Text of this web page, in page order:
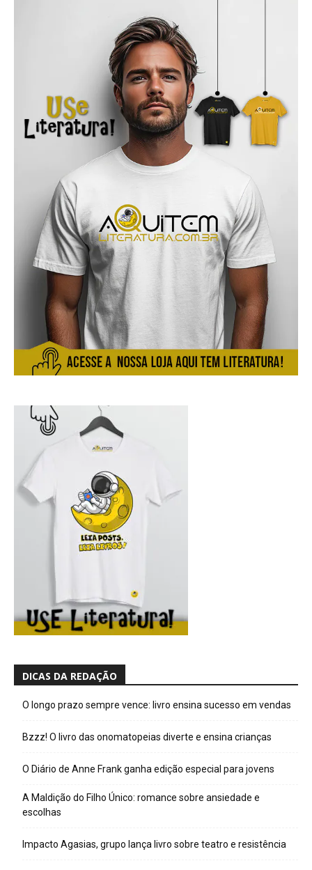
DICAS DA REDAÇÃO
O longo prazo sempre vence: livro ensina sucesso em vendas
Bzzz! O livro das onomatopeias diverte e ensina crianças
O Diário de Anne Frank ganha edição especial para jovens
A Maldição do Filho Único: romance sobre ansiedade e
escolhas
Impacto Agasias, grupo lança livro sobre teatro e resistência